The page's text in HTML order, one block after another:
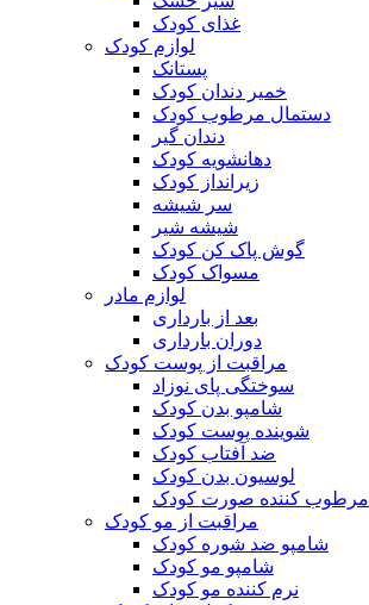
غذای کودک
لوازم کودک
پستانک
خمیر دندان کودک
دستمال مرطوب کودک
دندان گیر
دهانشویه کودک
زیرانداز کودک
سر شیشه
شیشه شیر
گوش پاک کن کودک
مسواک کودک
لوازم مادر
بعد از بارداری
دوران بارداری
مراقبت از پوست کودک
سوختگی پای نوزاد
شامپو بدن کودک
شوینده پوست کودک
ضد آفتاب کودک
لوسیون بدن کودک
مرطوب کننده صورت کودک
مراقبت از مو کودک
شامپو ضد شوره کودک
شامپو مو کودک
نرم کننده مو کودک